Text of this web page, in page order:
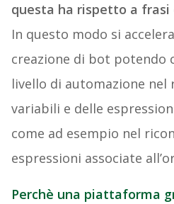
questa ha rispetto a
In questo modo si
creazione di bot potendo
livello di automazione nel
variabili e delle
come ad esempio nel
espressioni associate
Perchè una piattaforma